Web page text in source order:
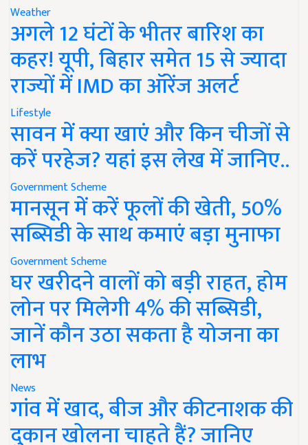
Weather
अगले 12 घंटों के भीतर बारिश का
कहर! यूपी, बिहार समेत 15 से ज्यादा
राज्यों में IMD का ऑरेंज अलर्ट
Lifestyle
सावन में क्या खाएं और किन चीजों से
करें परहेज? यहां इस लेख में जानिए..
Government Scheme
मानसून में करें फूलों की खेती, 50%
सब्सिडी के साथ कमाएं बड़ा मुनाफा
Government Scheme
घर खरीदने वालों को बड़ी राहत, होम
लोन पर मिलेगी 4% की सब्सिडी,
जानें कौन उठा सकता है योजना का
लाभ
News
गांव में खाद, बीज और कीटनाशक की
दुकान खोलना चाहते हैं? जानिए